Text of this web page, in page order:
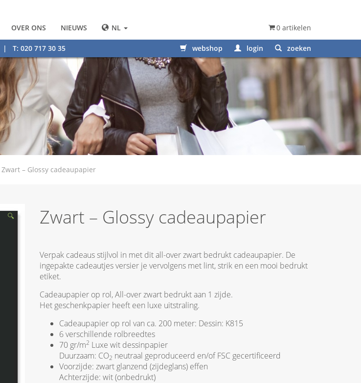
OVER ONS NIEUWS NL 0 artikelen
| T: 020 717 30 35 webshop login zoeken
Zwart – Glossy cadeaupapier
🔍 Zwart – Glossy cadeaupapier
Verpak cadeaus stijlvol in met dit all-over zwart bedrukt cadeaupapier. De
ingepakte cadeautjes versier je vervolgens met lint, strik en een mooi bedrukt
etiket.
Cadeaupapier op rol, All-over zwart bedrukt aan 1 zijde.
Het geschenkpapier heeft een luxe uitstraling.
Cadeaupapier op rol van ca. 200 meter: Dessin: K815
6 verschillende rolbreedtes
70 gr/m2 Luxe wit dessinpapier
Duurzaam: CO2 neutraal geproduceerd en/of FSC gecertificeerd
Voorzijde: zwart glanzend (zijdeglans) effen
Achterzijde: wit (onbedrukt)